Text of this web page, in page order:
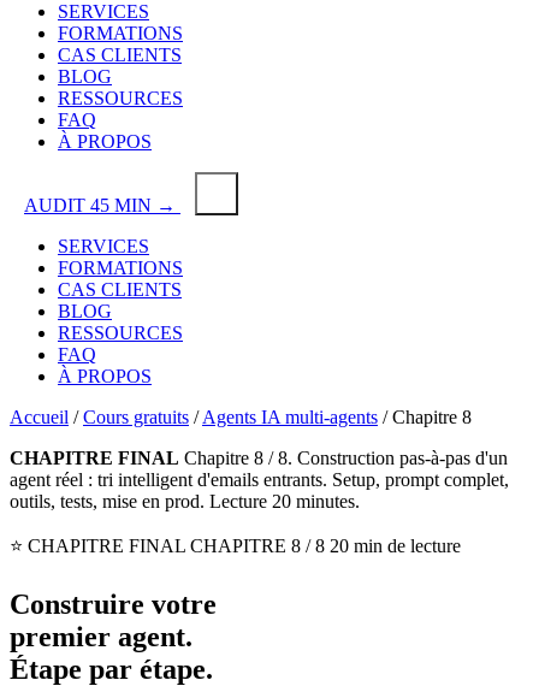
SERVICES
FORMATIONS
CAS CLIENTS
BLOG
RESSOURCES
FAQ
À PROPOS
AUDIT 45 MIN →
SERVICES
FORMATIONS
CAS CLIENTS
BLOG
RESSOURCES
FAQ
À PROPOS
Accueil / Cours gratuits / Agents IA multi-agents / Chapitre 8
CHAPITRE FINAL Chapitre 8 / 8. Construction pas-à-pas d'un
agent réel : tri intelligent d'emails entrants. Setup, prompt complet,
outils, tests, mise en prod. Lecture 20 minutes.
⭐ CHAPITRE FINAL CHAPITRE 8 / 8 20 min de lecture
Construire votre
premier agent.
Étape par étape.